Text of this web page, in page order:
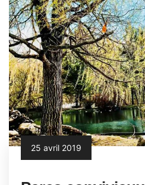
25 avril 2019